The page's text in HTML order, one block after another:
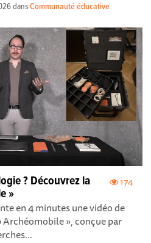
dansCommunauté éducative
174
? Découvrez la
»
en 4 minutes une vidéo de
», conçue par